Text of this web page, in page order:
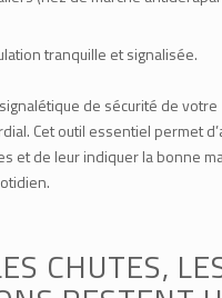
tranquille et signalisée.
de sécurité de votre
Cet outil essentiel permet
et de leur indiquer la bonne
CHUTES,